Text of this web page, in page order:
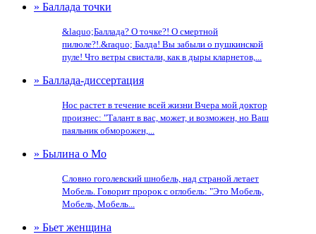
» Баллада точки
&laquo;Баллада? О точке?! О смертной
пилюле?!.&raquo; Балда! Вы забыли о пушкинской
пуле! Что ветры свистали, как в дыры кларнетов,...
» Баллада-диссертация
Нос растет в течение всей жизни Вчера мой доктор
произнес: "Талант в вас, может, и возможен, но Ваш
паяльник обморожен,...
» Былина о Мо
Словно гоголевский шнобель, над страной летает
Мобель. Говорит пророк с оглобель: "Это Мобель,
Мобель, Мобель...
» Бьет женщина